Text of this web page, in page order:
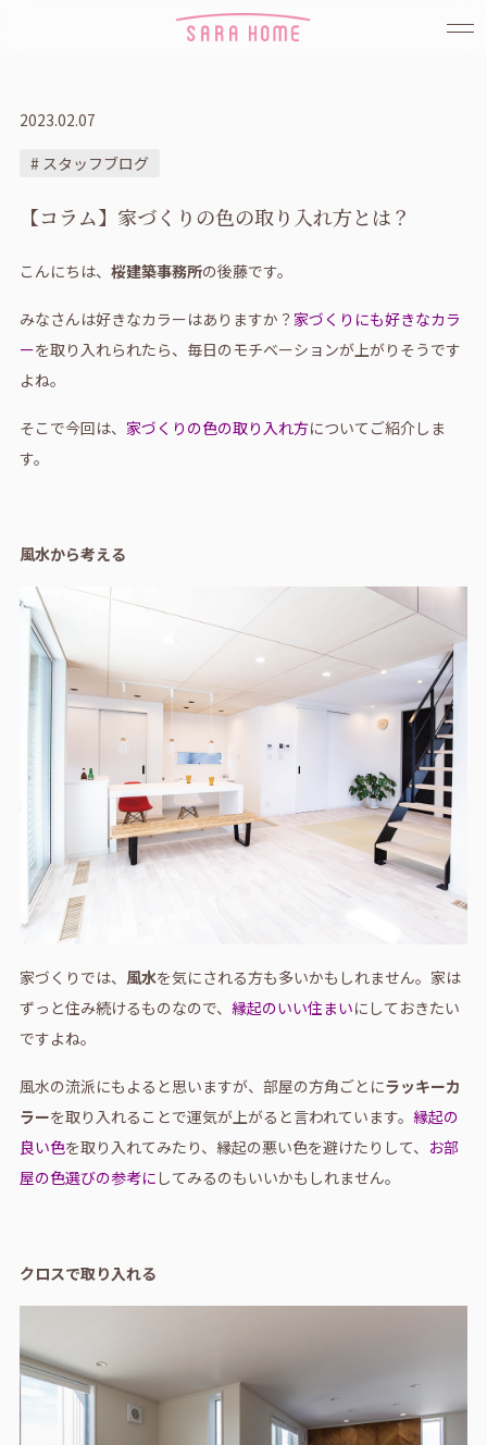
2023.02.07
# スタッフブログ
【コラム】家づくりの色の取り入れ方とは？
こんにちは、 桜建築事務所の後藤です。
みなさんは好きなカラーはありますか？ 家づくりにも好きなカラ
ーを取り入れられたら、毎日のモチベーションが上がりそうです
よね。
そこで今回は、 家づくりの色の取り入れ方についてご紹介しま
す。
風水から考える
家づくりでは、 風水を気にされる方も多いかもしれません。家は
ずっと住み続けるものなので、 縁起のいい住まいにしておきたい
ですよね。
風水の流派にもよると思いますが、部屋の方角ごとにラッキーカ
ラーを取り入れることで運気が上がると言われています。 縁起の
良い色を取り入れてみたり、縁起の悪い色を避けたりして、 お部
屋の色選びの参考に してみるのもいいかもしれません。
クロスで取り入れる